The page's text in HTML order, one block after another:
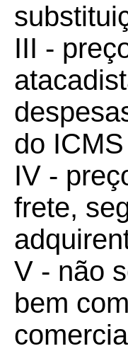
III -
do
IV -
frete,
V - não
bem